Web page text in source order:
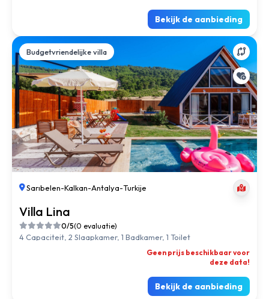
Bekijk de aanbieding
Budgetvriendelijke villa
Sarıbelen-Kalkan-Antalya-Turkije
Villa Lina
0/5(0 evaluatie)
4 Capaciteit, 2 Slaapkamer, 1 Badkamer, 1 Toilet
Geen prijs beschikbaar voor
deze data!
Bekijk de aanbieding